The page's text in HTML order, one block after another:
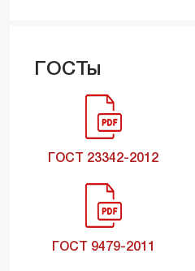
ГОСТы
ГОСТ 23342-2012
ГОСТ 9479-2011